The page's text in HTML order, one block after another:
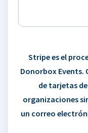
Stripe es el
Donorbox Events.
de tarjetas
organizaciones
un correo